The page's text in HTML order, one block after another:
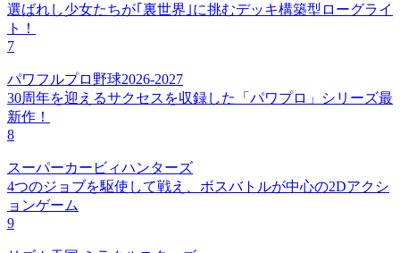
選ばれし少女たちが｢裏世界｣に挑むデッキ構築型ローグライ
ト！
7
パワフルプロ野球2026-2027
30周年を迎えるサクセスを収録した「パワプロ」シリーズ最
新作！
8
スーパーカービィハンターズ
4つのジョブを駆使して戦え、ボスバトルが中心の2Dアクシ
ョンゲーム
9